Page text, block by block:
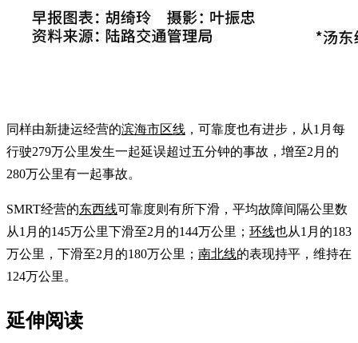
同样由新捷运经营的滨海市区线 ，可靠度也有进步，从1月每
行驶279万公里发生一起延误超过五分钟的事故，增至2月的
280万公里有一起事故。
SMRT经营的东西线可靠度则有所下滑，平均故障间隔公里数
从1月的145万公里下滑至2月的144万公里； 环线也从1月的183
万公里，下滑至2月的180万公里； 南北线的表现持平，维持在
124万公里。
延伸阅读